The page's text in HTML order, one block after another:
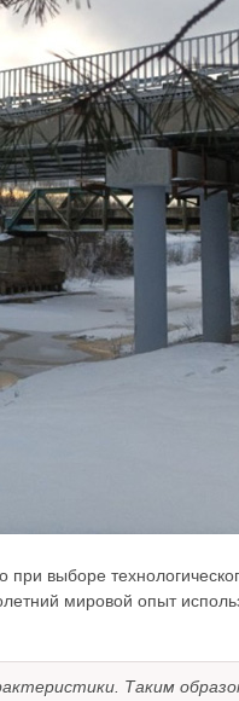
при выборе
мировой опыт
Таким